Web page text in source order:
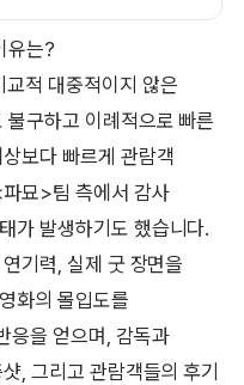
유는?
적 대중적이지 않은
구하고 이례적으로 빠른
보다 빠르게 관람객
묘>팀 측에서 감사
가 발생하기도 했습니다.
기력, 실제 굿 장면을
화의 몰입도를
응을 얻으며, 감독과
, 그리고 관람객들의 후기